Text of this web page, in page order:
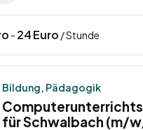
- 24Euro / Stunde
Bildung, Pädagogik
für Schwalbach (m/